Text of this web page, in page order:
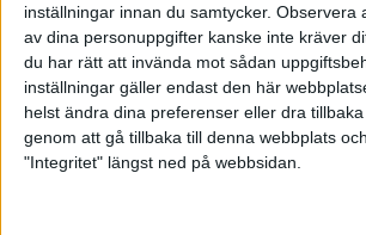
inställningar innan du samtycker. Observera
av dina personuppgifter kanske inte kräver
du har rätt att invända mot sådan
inställningar gäller endast den här
helst ändra dina preferenser eller dra
genom att gå tillbaka till denna webbplats
"Integritet" längst ned på webbsidan.
Nova
Lindqvist
SWEDEN
2
129